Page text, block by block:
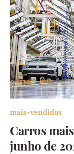
mais-vendidos
Carros
junho de